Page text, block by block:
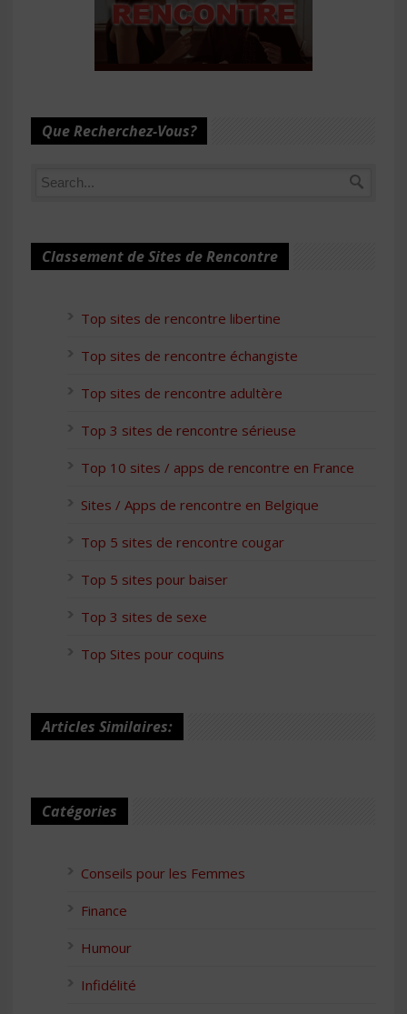
Que Recherchez-Vous?
Classement de Sites de Rencontre
Top sites de rencontre libertine
Top sites de rencontre échangiste
Top sites de rencontre adultère
Top 3 sites de rencontre sérieuse
Top 10 sites / apps de rencontre en France
Sites / Apps de rencontre en Belgique
Top 5 sites de rencontre cougar
Top 5 sites pour baiser
Top 3 sites de sexe
Top Sites pour coquins
Articles Similaires:
Catégories
Conseils pour les Femmes
Finance
Humour
Infidélité